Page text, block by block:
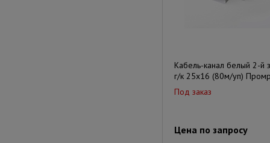
Кабель-канал белый 2-й
г/к 25х16 (80м/уп)
Под заказ
Цена по запросу